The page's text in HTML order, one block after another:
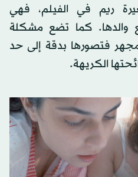
ريم في الفيلم، فهي
والدها. كما تضع مشكلة
فتصورها بدقة إلى حد
الكريهة.